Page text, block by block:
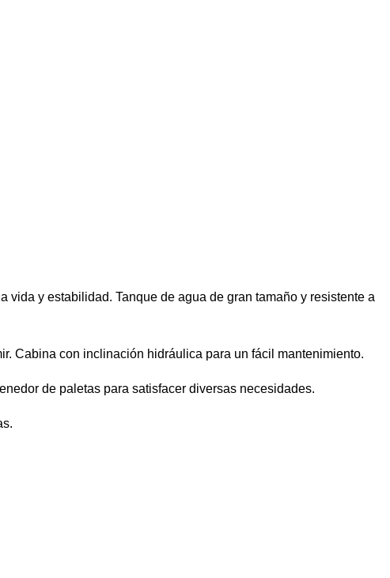
y estabilidad. Tanque de agua de gran tamaño y resistente a
Cabina con inclinación hidráulica para un fácil mantenimiento.
de paletas para satisfacer diversas necesidades.